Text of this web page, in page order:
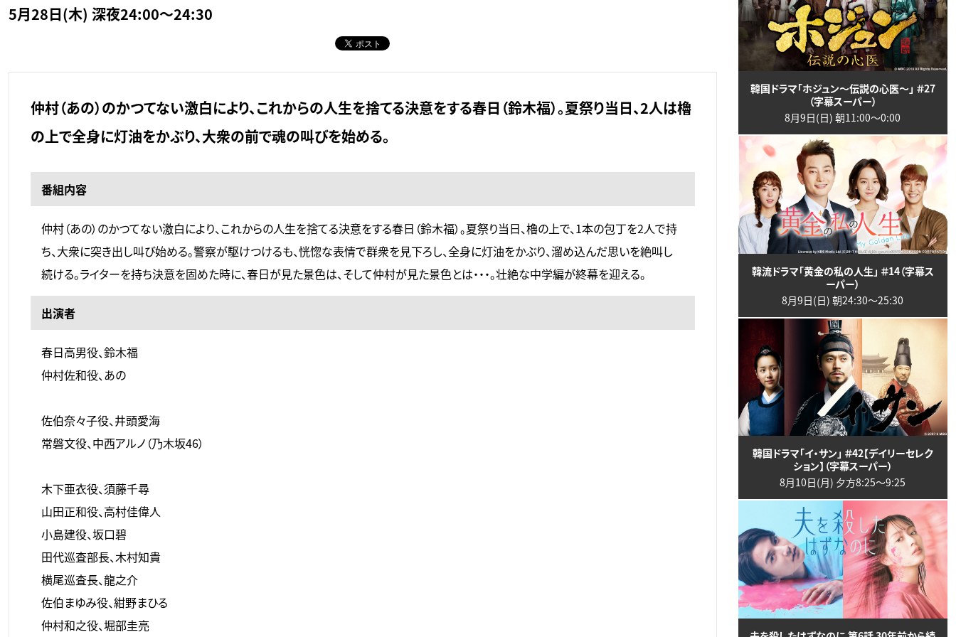
5月28日(木) 深夜24:00～24:30
仲村（あの）のかつてない激白により、これからの人生を捨てる決意をする春日（鈴木福）。夏祭り当日、2人は櫓
の上で全身に灯油をかぶり、大衆の前で魂の叫びを始める。
番組内容
仲村（あの）のかつてない激白により、これからの人生を捨てる決意をする春日（鈴木福）。夏祭り当日、櫓の上で、1本の包丁を2人で持
ち、大衆に突き出し叫び始める。警察が駆けつけるも、恍惚な表情で群衆を見下ろし、全身に灯油をかぶり、溜め込んだ思いを絶叫し
続ける。ライターを持ち決意を固めた時に、春日が見た景色は、そして仲村が見た景色とは・・・。壮絶な中学編が終幕を迎える。
出演者
春日高男役、鈴木福
仲村佐和役、あの
佐伯奈々子役、井頭愛海
常磐文役、中西アルノ（乃木坂46）
木下亜衣役、須藤千尋
山田正和役、高村佳偉人
小島建役、坂口碧
田代巡査部長、木村知貴
横尾巡査長、龍之介
佐伯まゆみ役、紺野まひる
仲村和之役、堀部圭亮
韓国ドラマ「ホジュン～伝説の心医～」 ＃27
（字幕スーパー）
8月9日(日) 朝11:00〜0:00
韓流ドラマ「黄金の私の人生」 ＃14（字幕ス
ーパー）
8月9日(日) 朝24:30〜25:30
韓国ドラマ「イ・サン」 ＃42【デイリーセレク
ション】（字幕スーパー）
8月10日(月) 夕方8:25〜9:25